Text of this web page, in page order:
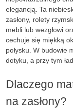
elegancją. Ta
zasłony, rolety
mebli lub wezgłowi
cechuje się miękką
połysku. W budowie
dotyku, a przy tym
Dlaczego
na zasłony?